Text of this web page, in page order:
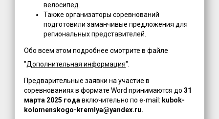
велосипед.
Также организаторы соревнований
подготовили заманчивые предложения для
региональных представителей.
Обо всем этом подробнее смотрите в файле
"Дополнительная информация".
Предварительные заявки на участие в
соревнованиях в формате Word принимаются до 31
марта 2025 годавключительно по е-mail: kubok-
kolomenskogo-kremlya@yandex.ru.